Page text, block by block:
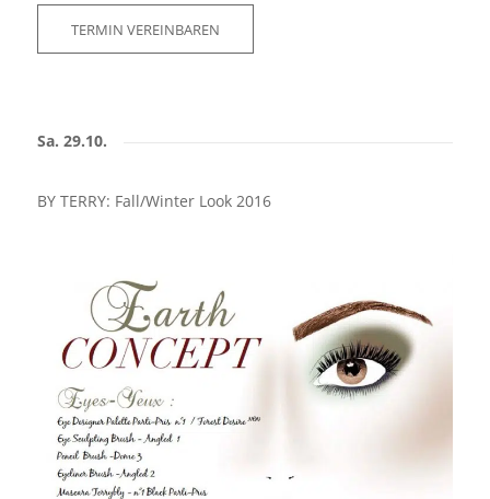
TERMIN VEREINBAREN
Sa. 29.10.
BY TERRY: Fall/Winter Look 2016